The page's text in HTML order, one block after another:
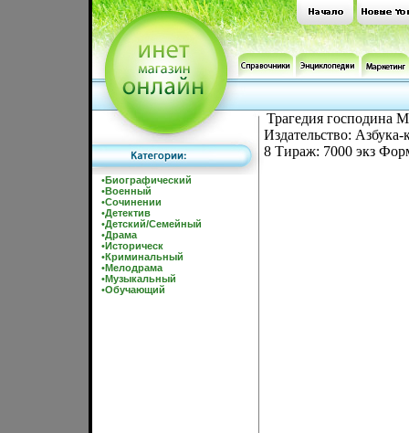
•Биографический
•Военный
•Сочинении
•Детектив
•Детский/Семейный
•Драма
•Историческ
•Криминальный
•Мелодрама
•Музыкальный
•Обучающий
Трагедия господина
Издательство:
8 Тираж: 7000 экз